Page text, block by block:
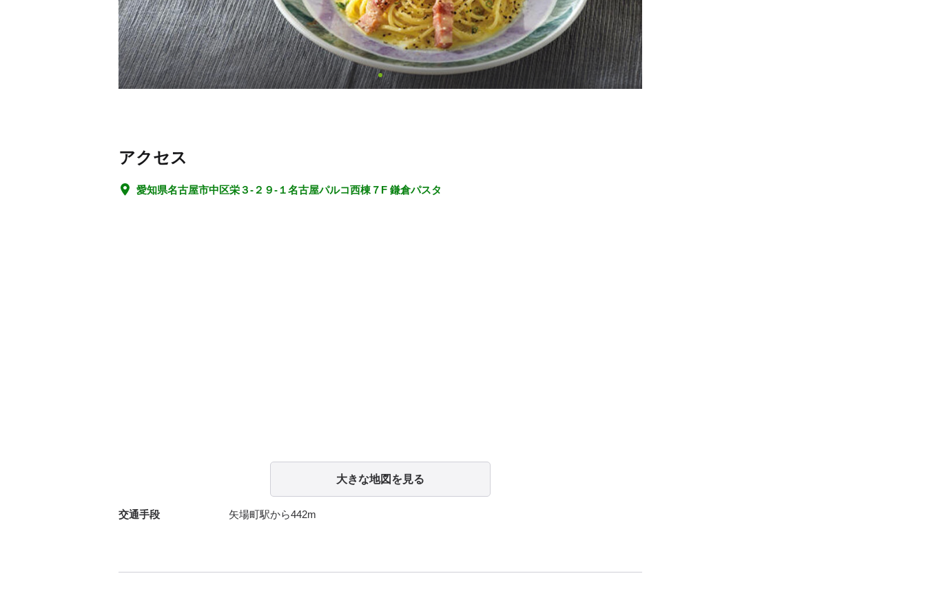
アクセス
愛知県名古屋市中区栄３-２９-１名古屋パルコ西棟７F 鎌倉パスタ
大きな地図を見る
交通手段 矢場町駅から442m